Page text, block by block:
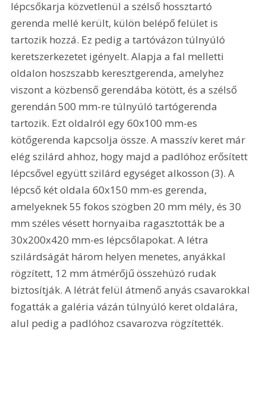
lépcsőkarja közvetlenül a szélső hossztartó
gerenda mellé került, külön belépő felület is
tartozik hozzá. Ez pedig a tartóvázon túlnyúló
keretszerkezetet igényelt. Alapja a fal melletti
oldalon hoszszabb keresztgerenda, amelyhez
viszont a közbenső gerendába kötött, és a szélső
gerendán 500 mm-re túlnyúló tartógerenda
tartozik. Ezt oldalról egy 60x100 mm-es
kötőgerenda kapcsolja össze. A masszív keret már
elég szilárd ahhoz, hogy majd a padlóhoz erősített
lépcsővel együtt szilárd egységet alkosson (3). A
lépcső két oldala 60x150 mm-es gerenda,
amelyeknek 55 fokos szögben 20 mm mély, és 30
mm széles vésett hornyaiba ragasztották be a
30x200x420 mm-es lépcsőlapokat. A létra
szilárdságát három helyen menetes, anyákkal
rögzített, 12 mm átmérőjű összehúzó rudak
biztosítják. A létrát felül átmenő anyás csavarokkal
fogatták a galéria vázán túlnyúló keret oldalára,
alul pedig a padlóhoz csavarozva rögzítették.